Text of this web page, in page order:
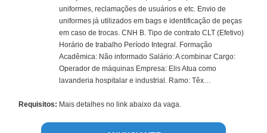
uniformes, reclamações de usuários e etc. Envio de
uniformes já utilizados em bags e identificação de peças
em caso de trocas. CNH B. Tipo de contrato CLT (Efetivo)
Horário de trabalho Período Integral. Formação
Acadêmica: Não informado Salário: A combinar Cargo:
Operador de máquinas Empresa: Elis Atua como
lavanderia hospitalar e industrial. Ramo: Têx…
Requisitos: Mais detalhes no link abaixo da vaga.